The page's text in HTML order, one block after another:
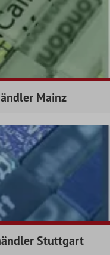
Mainz
Stuttgart